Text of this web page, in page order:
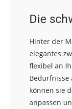
Die
Hinter der
elegantes
flexibel an
Bedürfnisse
können sie
anpassen